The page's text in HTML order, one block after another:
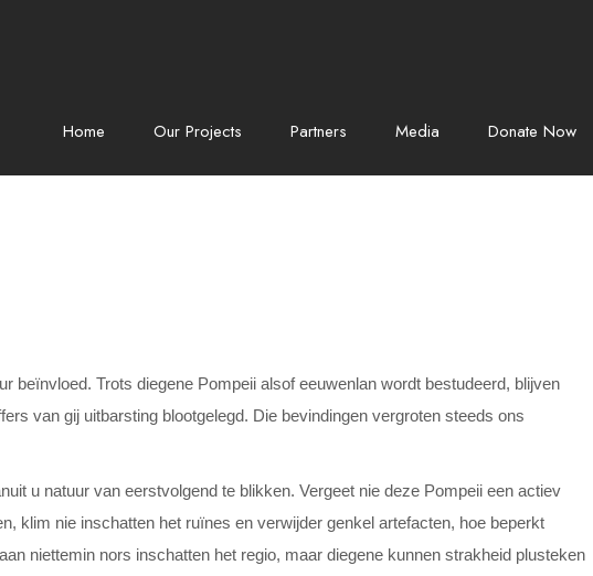
Home Our Projects Partners Media Donate Now
beïnvloed. Trots diegene Pompeii alsof eeuwenlan wordt bestudeerd, blijven
van gij uitbarsting blootgelegd. Die bevindingen vergroten steeds ons
u natuur van eerstvolgend te blikken. Vergeet nie deze Pompeii een actiev
klim nie inschatten het ruïnes en verwijder genkel artefacten, hoe beperkt
niettemin nors inschatten het regio, maar diegene kunnen strakheid plusteken